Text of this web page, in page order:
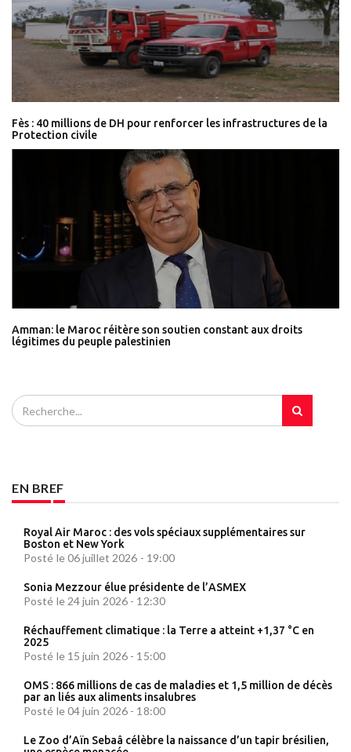
Fès : 40 millions de DH pour renforcer les infrastructures de la
Protection civile
Amman: le Maroc réitère son soutien constant aux droits
légitimes du peuple palestinien
EN BREF
Royal Air Maroc : des vols spéciaux supplémentaires sur
Boston et New York
Posté le 06 juillet 2026 - 19:00
Sonia Mezzour élue présidente de l’ASMEX
Posté le 24 juin 2026 - 12:30
Réchauffement climatique : la Terre a atteint +1,37 °C en
2025
Posté le 15 juin 2026 - 15:00
OMS : 866 millions de cas de maladies et 1,5 million de décès
par an liés aux aliments insalubres
Posté le 04 juin 2026 - 18:00
Le Zoo d’Aïn Sebaâ célèbre la naissance d’un tapir brésilien,